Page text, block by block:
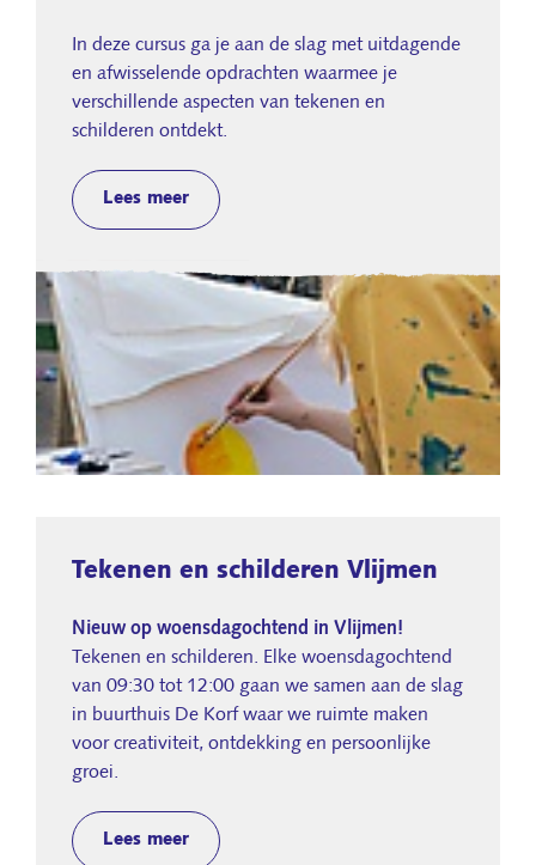
In deze cursus ga je aan de slag met uitdagende
en afwisselende opdrachten waarmee je
verschillende aspecten van tekenen en
schilderen ontdekt.
Lees meer
Tekenen en schilderen Vlijmen
Nieuw op woensdagochtend in Vlijmen!
Tekenen en schilderen. Elke woensdagochtend
van 09:30 tot 12:00 gaan we samen aan de slag
in buurthuis De Korf waar we ruimte maken
voor creativiteit, ontdekking en persoonlijke
groei.
Lees meer